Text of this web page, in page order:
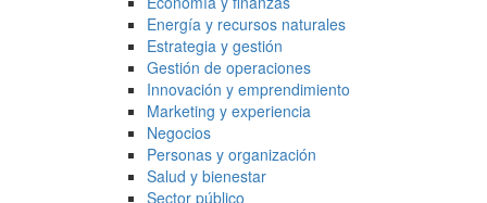
Energía y recursos naturales
Estrategia y gestión
Gestión de operaciones
Innovación y emprendimiento
Marketing y experiencia
Negocios
Personas y organización
Salud y bienestar
Sector público